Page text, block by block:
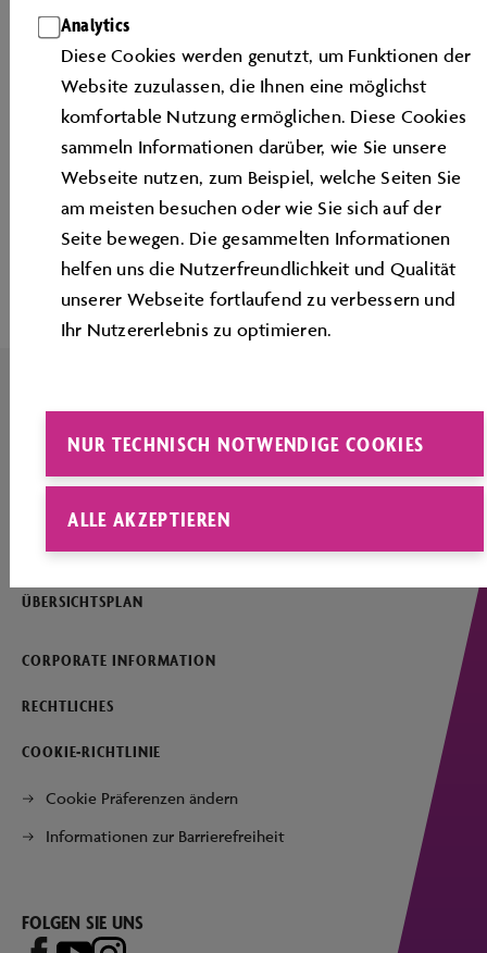
* Pflichtfeld
Seitenanfang
IMPRESSUM
ÜBERSICHTSPLAN
CORPORATE INFORMATION
RECHTLICHES
COOKIE-RICHTLINIE
Cookie Präferenzen ändern
Informationen zur Barrierefreiheit
FOLGEN SIE UNS
Analytics
Diese Cookies werden genutzt, um Funktionen der
Website zuzulassen, die Ihnen eine möglichst
komfortable Nutzung ermöglichen. Diese Cookies
sammeln Informationen darüber, wie Sie unsere
Webseite nutzen, zum Beispiel, welche Seiten Sie
am meisten besuchen oder wie Sie sich auf der
Seite bewegen. Die gesammelten Informationen
helfen uns die Nutzerfreundlichkeit und Qualität
unserer Webseite fortlaufend zu verbessern und
Ihr Nutzererlebnis zu optimieren.
NUR TECHNISCH NOTWENDIGE COOKIES
ALLE AKZEPTIEREN